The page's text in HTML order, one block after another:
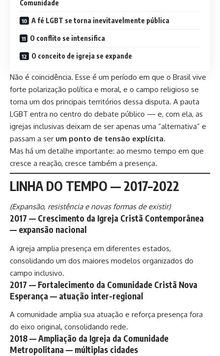
Comunidade
A fé LGBT se torna inevitavelmente pública
O conflito se intensifica
O conceito de igreja se expande
Não é coincidência. Esse é um período em que o Brasil vive
forte polarização política e moral, e o campo religioso se
torna um dos principais territórios dessa disputa. A pauta
LGBT entra no centro do debate público — e, com ela, as
igrejas inclusivas deixam de ser apenas uma “alternativa” e
passam a ser um ponto de tensão explícita.
Mas há um detalhe importante: ao mesmo tempo em que
cresce a reação, cresce também a presença.
LINHA DO TEMPO — 2017–2022
(Expansão, resistência e novas formas de existir)
2017 — Crescimento da Igreja Cristã Contemporânea
— expansão nacional
A igreja amplia presença em diferentes estados,
consolidando um dos maiores modelos organizados do
campo inclusivo.
2017 — Fortalecimento da Comunidade Cristã Nova
Esperança — atuação inter-regional
A comunidade amplia sua atuação e reforça presença fora
do eixo original, consolidando rede.
2018 — Ampliação da Igreja da Comunidade
Metropolitana — múltiplas cidades